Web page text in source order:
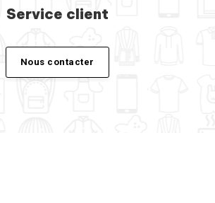
Service client
Nous contacter